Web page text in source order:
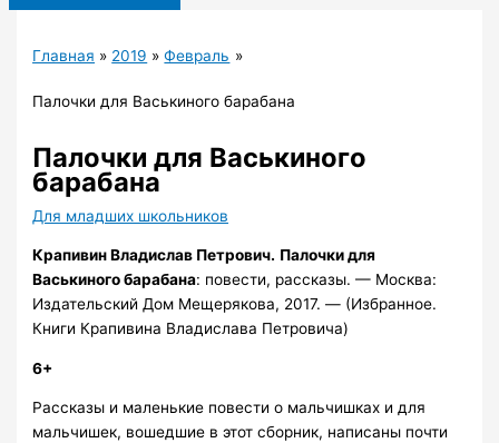
Главная 2019 Февраль
Палочки для Васькиного барабана
Палочки для Васькиного
барабана
Для младших школьников
Крапивин Владислав Петрович. Палочки для
Васькиного барабана: повести, рассказы. — Москва:
Издательский Дом Мещерякова, 2017. — (Избранное.
Книги Крапивина Владислава Петровича)
6+
Рассказы и маленькие повести о мальчишках и для
мальчишек, вошедшие в этот сборник, написаны почти